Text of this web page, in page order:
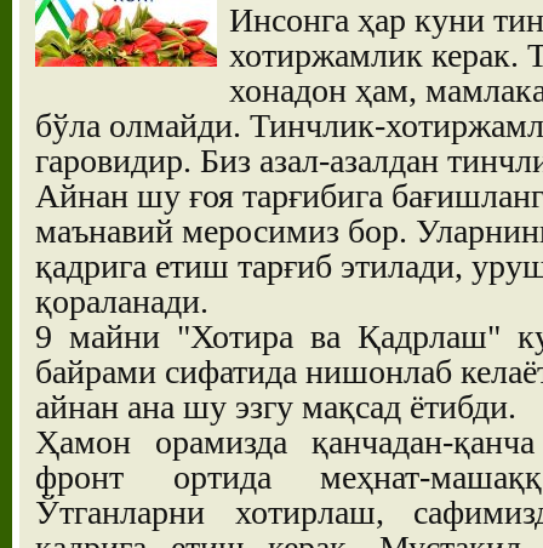
Инсонга ҳар куни
хотиржамлик керак.
хонадон ҳам,
бўла олмайди. Тинчлик-
гаровидир. Биз азал-азалдан
Айнан шу ғоя тарғибига
маънавий меросимиз бор.
қадрига етиш тарғиб этилади,
қораланади.
9 майни "Хотира ва Қадрлаш"
байрами сифатида нишонлаб
айнан ана шу эзгу мақсад ётибди.
Ҳамон орамизда қанчадан-
фронт ортида меҳнат-
Ўтганларни хотирлаш,